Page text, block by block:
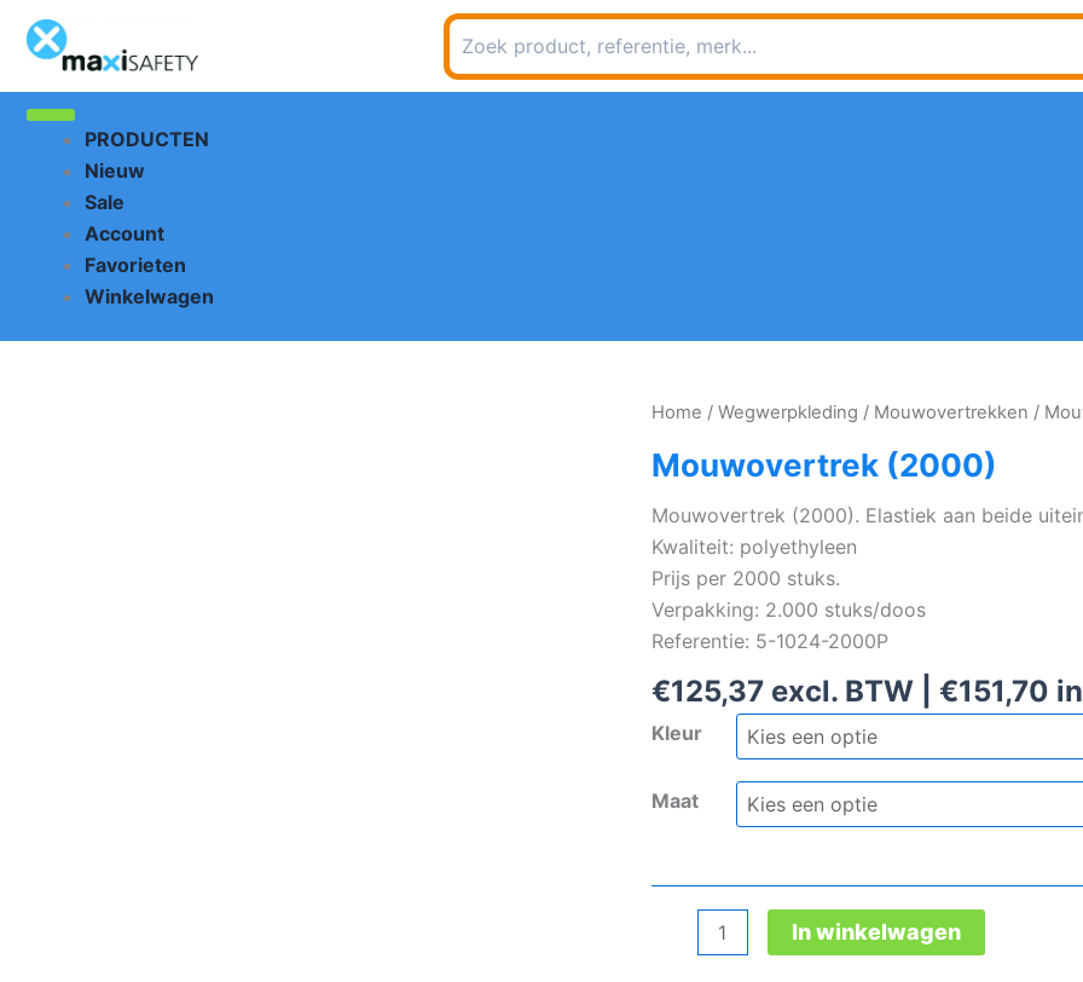
naar
inhoud
Zoeken
naar:
PRODUCTEN
Nieuw
Sale
Account
Favorieten
Winkelwagen
Home / Wegwerpkleding / Mouwovertrekken /
Mouwovertrek (2000)
Mouwovertrek (2000). Elastiek aan beide
Kwaliteit: polyethyleen
Prijs per 2000 stuks.
Verpakking: 2.000 stuks/doos
Referentie: 5-1024-2000P
€125,37excl. BTW | €151,70
Kleur
Maat
Mouwovertrek
(2000)
In winkelwagen